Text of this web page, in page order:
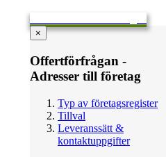
×
Offertförfrågan -
Adresser till företag
Typ av företagsregister
Tillval
Leveranssätt &
kontaktuppgifter